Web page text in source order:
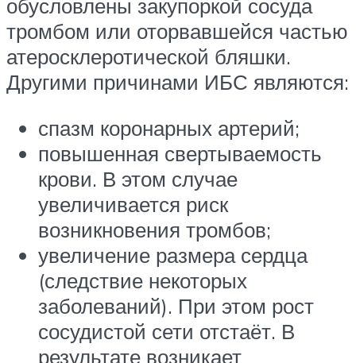
обусловлены закупоркой сосуда
тромбом или оторвавшейся частью
атеросклеротической бляшки.
Другими причинами ИБС являются:
спазм коронарных артерий;
повышенная свертываемость
крови. В этом случае
увеличивается риск
возникновения тромбов;
увеличение размера сердца
(следствие некоторых
заболеваний). При этом рост
сосудистой сети отстаёт. В
результате возникает